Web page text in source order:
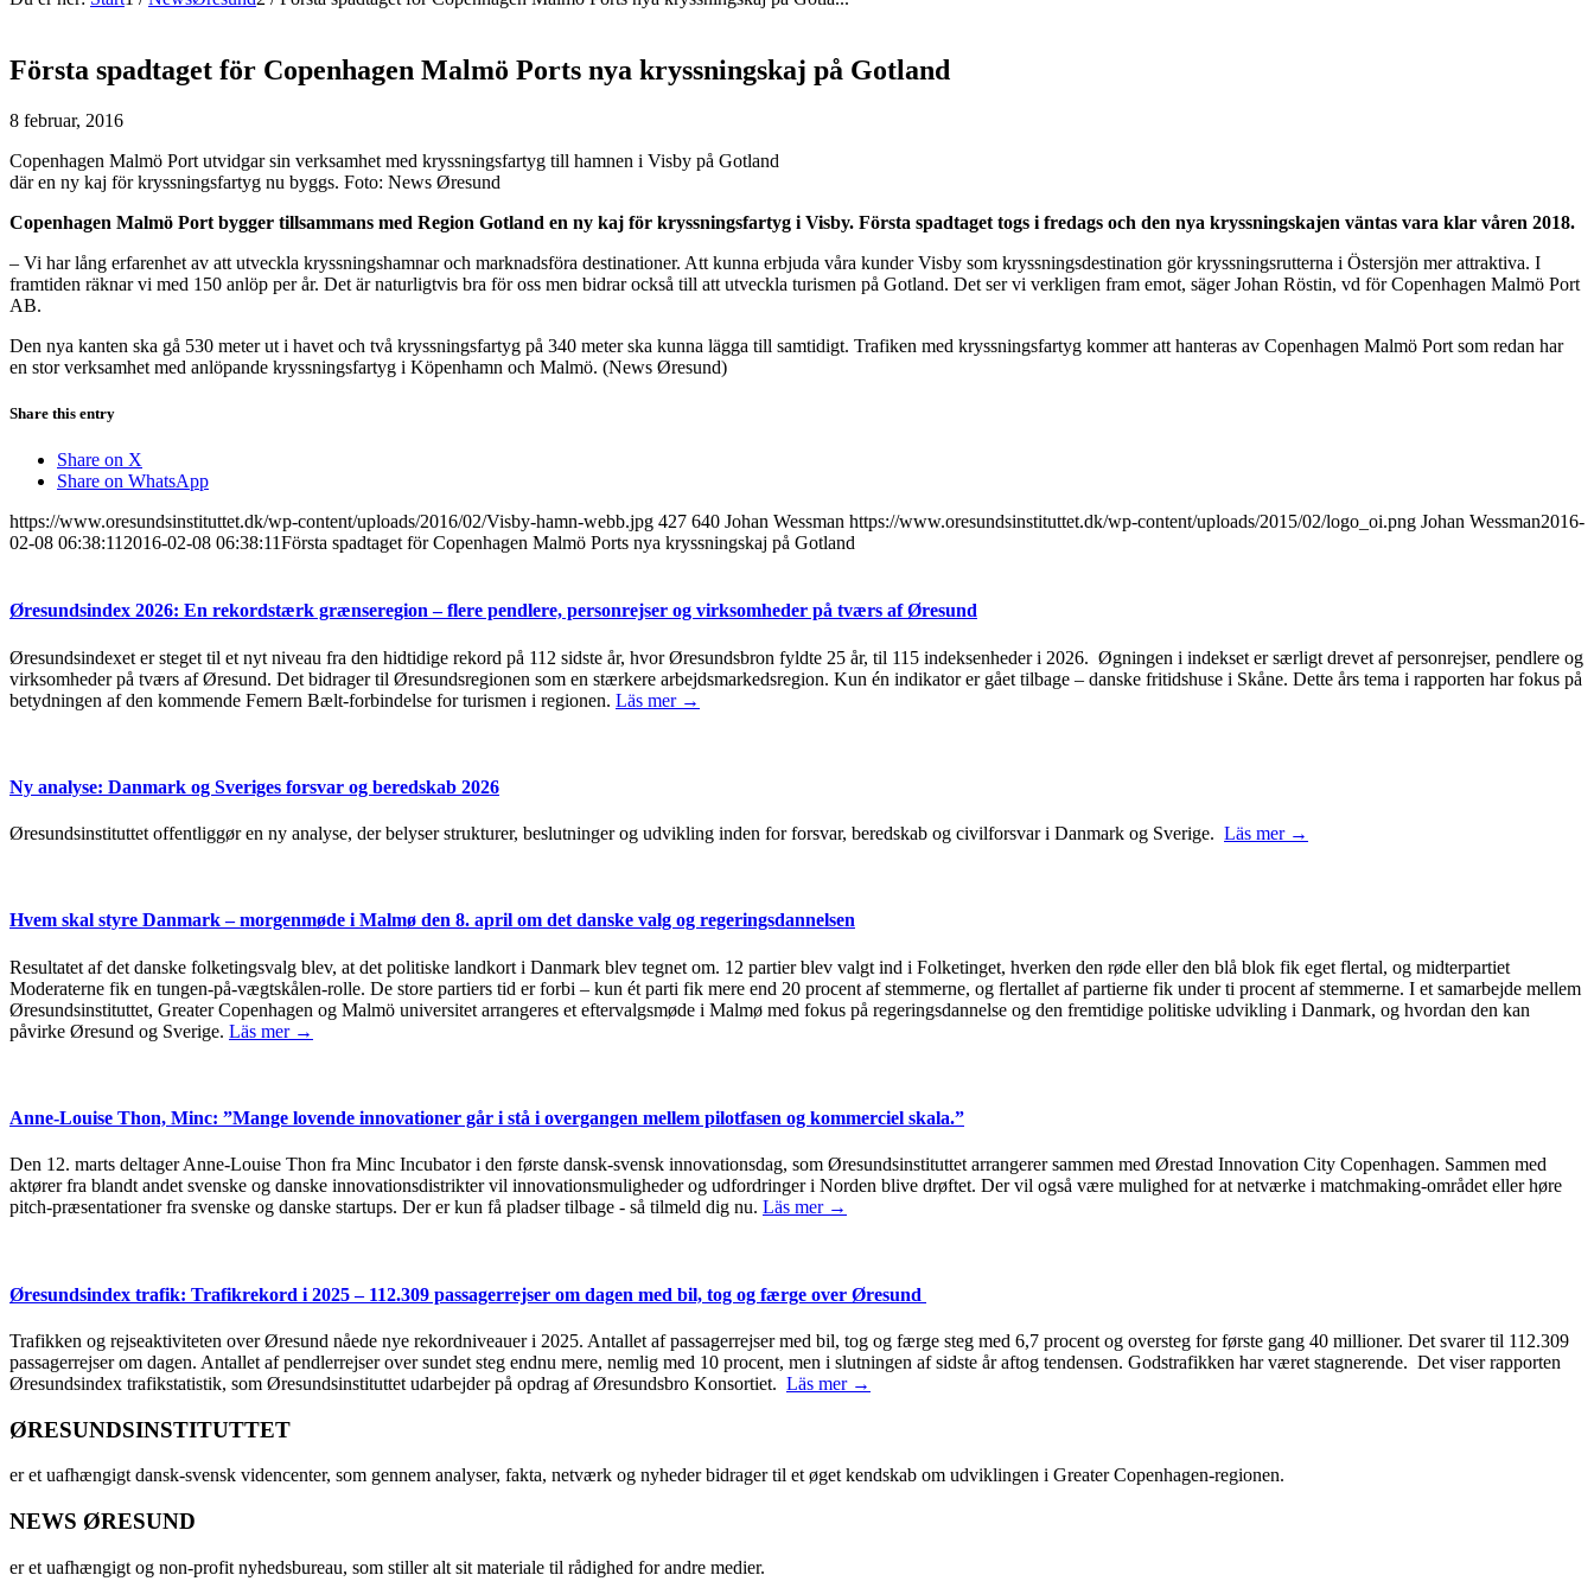
Första spadtaget för Copenhagen Malmö Ports nya kryssningskaj på Gotland
8 februar, 2016
Copenhagen Malmö Port utvidgar sin verksamhet med kryssningsfartyg till hamnen i Visby på Gotland
där en ny kaj för kryssningsfartyg nu byggs. Foto: News Øresund
Copenhagen Malmö Port bygger tillsammans med Region Gotland en ny kaj för kryssningsfartyg i Visby. Första spadtaget togs i fredags och den nya kryssningskajen väntas vara klar våren 2018.
– Vi har lång erfarenhet av att utveckla kryssningshamnar och marknadsföra destinationer. Att kunna erbjuda våra kunder Visby som kryssningsdestination gör kryssningsrutterna i Östersjön mer attraktiva. I
framtiden räknar vi med 150 anlöp per år. Det är naturligtvis bra för oss men bidrar också till att utveckla turismen på Gotland. Det ser vi verkligen fram emot, säger Johan Röstin, vd för Copenhagen Malmö Port
AB.
Den nya kanten ska gå 530 meter ut i havet och två kryssningsfartyg på 340 meter ska kunna lägga till samtidigt. Trafiken med kryssningsfartyg kommer att hanteras av Copenhagen Malmö Port som redan har
en stor verksamhet med anlöpande kryssningsfartyg i Köpenhamn och Malmö. (News Øresund)
Share this entry
Share on X
Share on WhatsApp
https://www.oresundsinstituttet.dk/wp-content/uploads/2016/02/Visby-hamn-webb.jpg 427 640 Johan Wessman https://www.oresundsinstituttet.dk/wp-content/uploads/2015/02/logo_oi.png Johan Wessman2016-
02-08 06:38:11 2016-02-08 06:38:11Första spadtaget för Copenhagen Malmö Ports nya kryssningskaj på Gotland
Øresundsindex 2026: En rekordstærk grænseregion – flere pendlere, personrejser og virksomheder på tværs af Øresund
Øresundsindexet er steget til et nyt niveau fra den hidtidige rekord på 112 sidste år, hvor Øresundsbron fyldte 25 år, til 115 indeksenheder i 2026. Øgningen i indekset er særligt drevet af personrejser, pendlere og
virksomheder på tværs af Øresund. Det bidrager til Øresundsregionen som en stærkere arbejdsmarkedsregion. Kun én indikator er gået tilbage – danske fritidshuse i Skåne. Dette års tema i rapporten har fokus på
betydningen af den kommende Femern Bælt-forbindelse for turismen i regionen. Läs mer →
Ny analyse: Danmark og Sveriges forsvar og beredskab 2026
Øresundsinstituttet offentliggør en ny analyse, der belyser strukturer, beslutninger og udvikling inden for forsvar, beredskab og civilforsvar i Danmark og Sverige. Läs mer →
Hvem skal styre Danmark – morgenmøde i Malmø den 8. april om det danske valg og regeringsdannelsen
Resultatet af det danske folketingsvalg blev, at det politiske landkort i Danmark blev tegnet om. 12 partier blev valgt ind i Folketinget, hverken den røde eller den blå blok fik eget flertal, og midterpartiet
Moderaterne fik en tungen-på-vægtskålen-rolle. De store partiers tid er forbi – kun ét parti fik mere end 20 procent af stemmerne, og flertallet af partierne fik under ti procent af stemmerne. I et samarbejde mellem
Øresundsinstituttet, Greater Copenhagen og Malmö universitet arrangeres et eftervalgsmøde i Malmø med fokus på regeringsdannelse og den fremtidige politiske udvikling i Danmark, og hvordan den kan
påvirke Øresund og Sverige. Läs mer →
Anne-Louise Thon, Minc: ”Mange lovende innovationer går i stå i overgangen mellem pilotfasen og kommerciel skala.”
Den 12. marts deltager Anne-Louise Thon fra Minc Incubator i den første dansk-svensk innovationsdag, som Øresundsinstituttet arrangerer sammen med Ørestad Innovation City Copenhagen. Sammen med
aktører fra blandt andet svenske og danske innovationsdistrikter vil innovationsmuligheder og udfordringer i Norden blive drøftet. Der vil også være mulighed for at netværke i matchmaking-området eller høre
pitch-præsentationer fra svenske og danske startups. Der er kun få pladser tilbage - så tilmeld dig nu. Läs mer →
Øresundsindex trafik: Trafikrekord i 2025 – 112.309 passagerrejser om dagen med bil, tog og færge over Øresund
Trafikken og rejseaktiviteten over Øresund nåede nye rekordniveauer i 2025. Antallet af passagerrejser med bil, tog og færge steg med 6,7 procent og oversteg for første gang 40 millioner. Det svarer til 112.309
passagerrejser om dagen. Antallet af pendlerrejser over sundet steg endnu mere, nemlig med 10 procent, men i slutningen af sidste år aftog tendensen. Godstrafikken har været stagnerende. Det viser rapporten
Øresundsindex trafikstatistik, som Øresundsinstituttet udarbejder på opdrag af Øresundsbro Konsortiet. Läs mer →
ØRESUNDSINSTITUTTET
er et uafhængigt dansk-svensk videncenter, som gennem analyser, fakta, netværk og nyheder bidrager til et øget kendskab om udviklingen i Greater Copenhagen-regionen.
NEWS ØRESUND
er et uafhængigt og non-profit nyhedsbureau, som stiller alt sit materiale til rådighed for andre medier.